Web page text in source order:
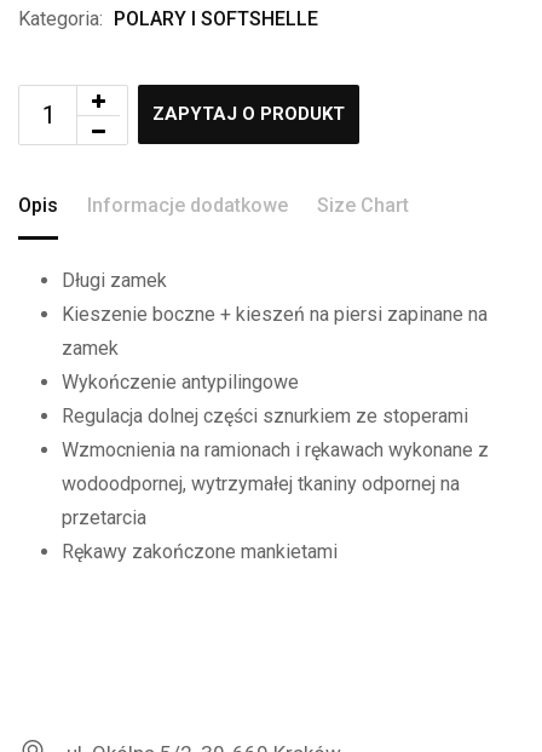
Kategoria: POLARY I SOFTSHELLE
ZAPYTAJ O PRODUKT
Opis Informacje dodatkowe Size Chart
Długi zamek
Kieszenie boczne + kieszeń na piersi zapinane na
zamek
Wykończenie antypilingowe
Regulacja dolnej części sznurkiem ze stoperami
Wzmocnienia na ramionach i rękawach wykonane z
wodoodpornej, wytrzymałej tkaniny odpornej na
przetarcia
Rękawy zakończone mankietami